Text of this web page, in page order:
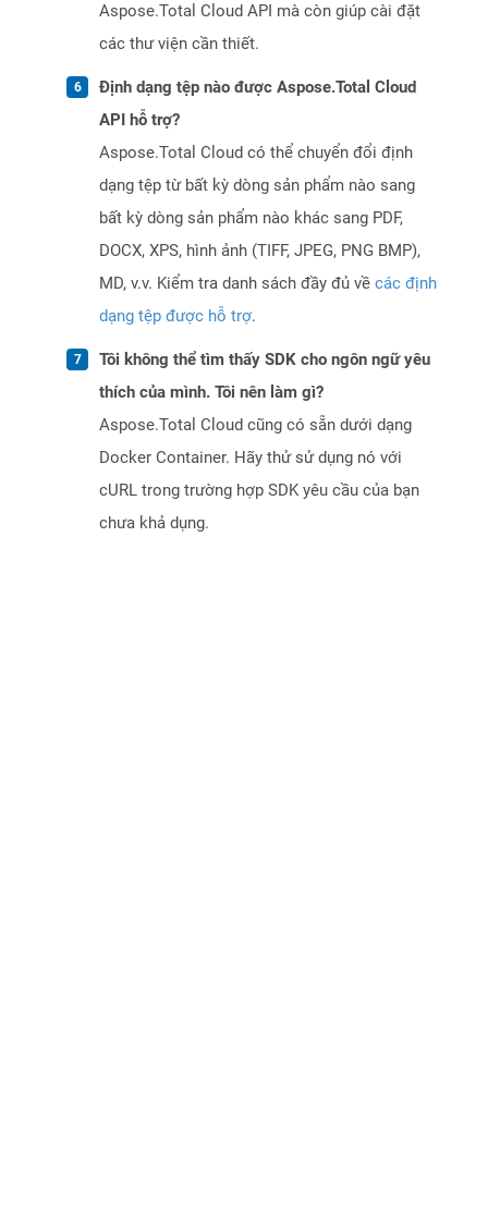
Aspose.Total Cloud API mà còn giúp cài đặt
các thư viện cần thiết.
Định dạng tệp nào được Aspose.Total Cloud
API hỗ trợ?
Aspose.Total Cloud có thể chuyển đổi định
dạng tệp từ bất kỳ dòng sản phẩm nào sang
bất kỳ dòng sản phẩm nào khác sang PDF,
DOCX, XPS, hình ảnh (TIFF, JPEG, PNG BMP),
MD, v.v. Kiểm tra danh sách đầy đủ về các định
dạng tệp được hỗ trợ.
Tôi không thể tìm thấy SDK cho ngôn ngữ yêu
thích của mình. Tôi nên làm gì?
Aspose.Total Cloud cũng có sẵn dưới dạng
Docker Container. Hãy thử sử dụng nó với
cURL trong trường hợp SDK yêu cầu của bạn
chưa khả dụng.